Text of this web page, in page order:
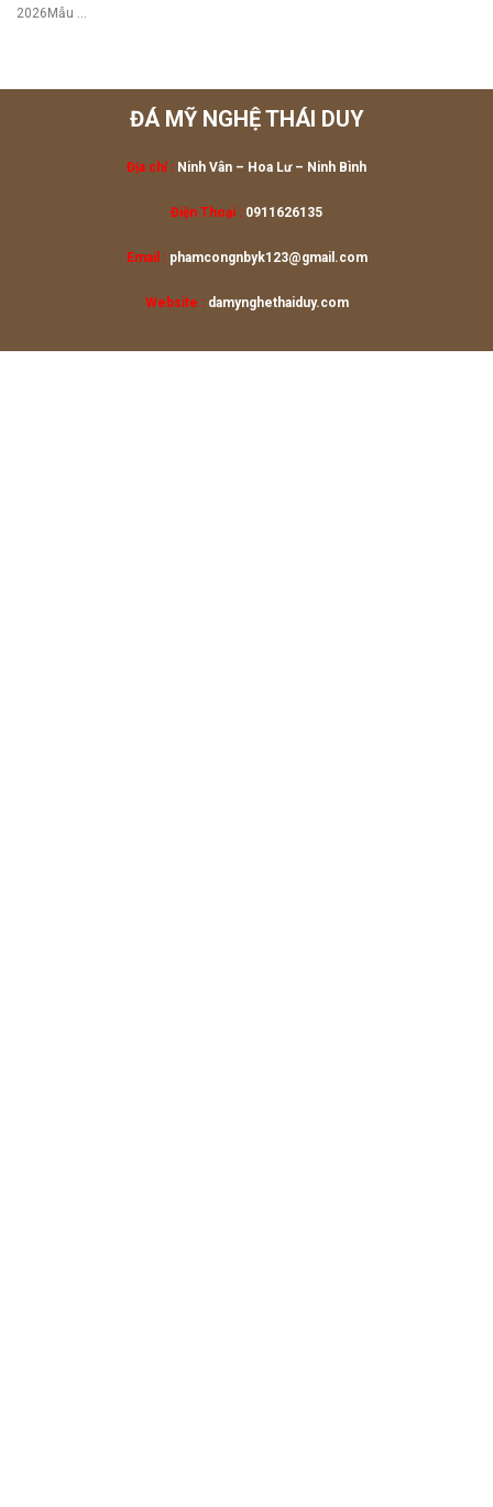
2026Mẫu ...
ĐÁ MỸ NGHỆ THÁI DUY
Địa chỉ : Ninh Vân – Hoa Lư – Ninh Bình
Điện Thoại : 0911626135
Email :phamcongnbyk123@gmail.com
Website :damynghethaiduy.com